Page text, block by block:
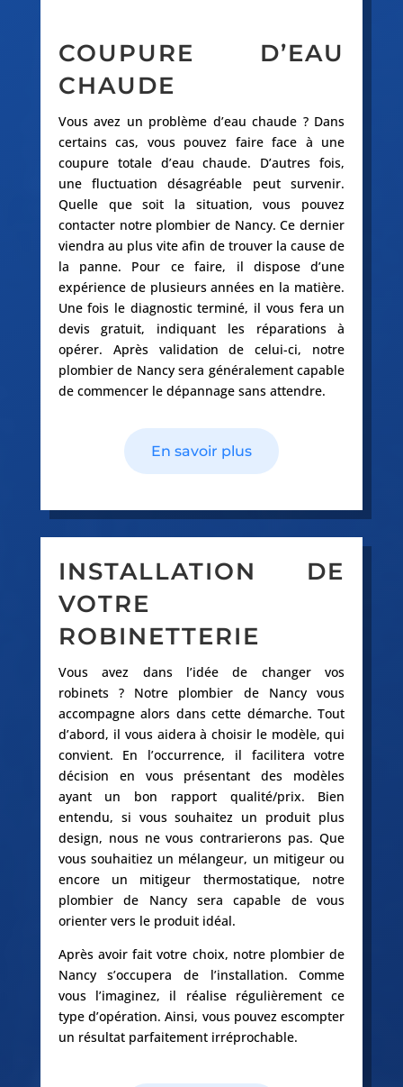
COUPURE D’EAU
CHAUDE
Vous avez un problème d’eau chaude ? Dans
certains cas, vous pouvez faire face à une
coupure totale d’eau chaude. D’autres fois,
une fluctuation désagréable peut survenir.
Quelle que soit la situation, vous pouvez
contacter notre plombier de Nancy. Ce dernier
viendra au plus vite afin de trouver la cause de
la panne. Pour ce faire, il dispose d’une
expérience de plusieurs années en la matière.
Une fois le diagnostic terminé, il vous fera un
devis gratuit, indiquant les réparations à
opérer. Après validation de celui-ci, notre
plombier de Nancy sera généralement capable
de commencer le dépannage sans attendre.
En savoir plus
INSTALLATION DE
VOTRE
ROBINETTERIE
Vous avez dans l’idée de changer vos
robinets ? Notre plombier de Nancy vous
accompagne alors dans cette démarche. Tout
d’abord, il vous aidera à choisir le modèle, qui
convient. En l’occurrence, il facilitera votre
décision en vous présentant des modèles
ayant un bon rapport qualité/prix. Bien
entendu, si vous souhaitez un produit plus
design, nous ne vous contrarierons pas. Que
vous souhaitiez un mélangeur, un mitigeur ou
encore un mitigeur thermostatique, notre
plombier de Nancy sera capable de vous
orienter vers le produit idéal.
Après avoir fait votre choix, notre plombier de
Nancy s’occupera de l’installation. Comme
vous l’imaginez, il réalise régulièrement ce
type d’opération. Ainsi, vous pouvez escompter
un résultat parfaitement irréprochable.